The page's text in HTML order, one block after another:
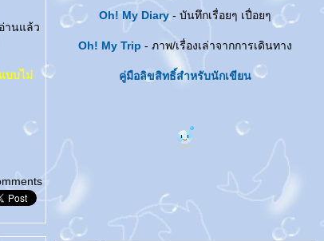
านแล้ว
บบไม่
Oh! My Diary- บันทึกเรื่อยๆ เปื่อยๆ
Oh! My Trip - ภาพ/เรื่องเล่าจากการเดินทาง
คู่มือลิขสิทธิ์สำหรับนักเขียน